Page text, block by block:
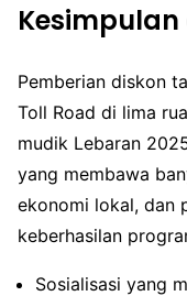
Pemberian diskon
Toll Road di lima
mudik Lebaran
yang membawa
ekonomi lokal, dan
keberhasilan
Sosialisasi yang